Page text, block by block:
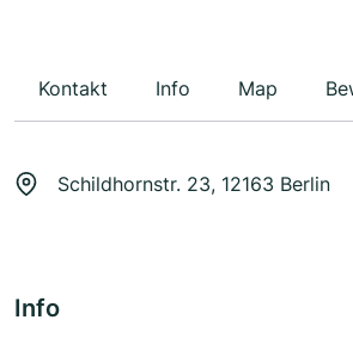
Kontakt Info Map
Schildhornstr. 23, 12163 Berlin
Info